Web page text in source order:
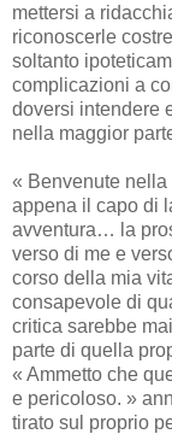
mettersi a
riconoscerle
soltanto
complicazioni a
doversi intendere
nella maggior
« Benvenute
appena il capo di
avventura… la
verso di me e
corso della mia
consapevole di
critica sarebbe
parte di quella
« Ammetto che
e pericoloso. »
tirato sul proprio